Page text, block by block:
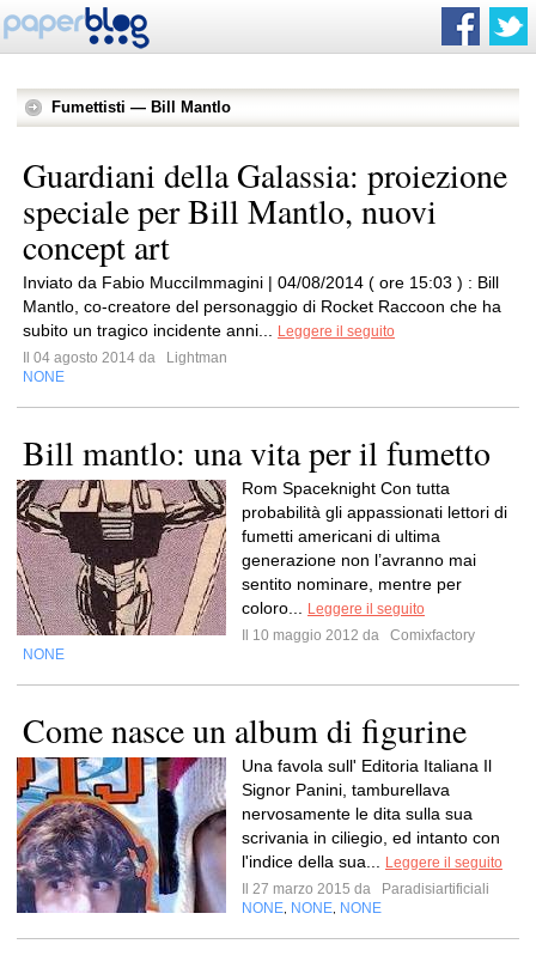
Fumettisti — Bill Mantlo
Guardiani della Galassia: proiezione
speciale per Bill Mantlo, nuovi
concept art
Inviato da Fabio MucciImmagini | 04/08/2014 ( ore 15:03 ) : Bill
Mantlo, co-creatore del personaggio di Rocket Raccoon che ha
subito un tragico incidente anni...
Leggere il seguito
Il 04 agosto 2014 da
Lightman
NONE
Bill mantlo: una vita per il fumetto
Rom Spaceknight Con tutta
probabilità gli appassionati lettori di
fumetti americani di ultima
generazione non l’avranno mai
sentito nominare, mentre per
coloro...
Leggere il seguito
Il 10 maggio 2012 da
Comixfactory
NONE
Come nasce un album di figurine
Una favola sull' Editoria Italiana Il
Signor Panini, tamburellava
nervosamente le dita sulla sua
scrivania in ciliegio, ed intanto con
l'indice della sua...
Leggere il seguito
Il 27 marzo 2015 da
Paradisiartificiali
NONE NONE NONE